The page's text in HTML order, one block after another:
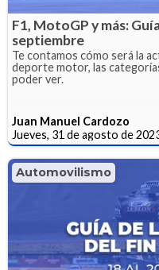
F1, MotoGP y más:
septiembre
Te contamos cómo será la
deporte motor, las
poder ver.
Juan Manuel Cardozo
Jueves, 31 de agosto de
Automovilismo